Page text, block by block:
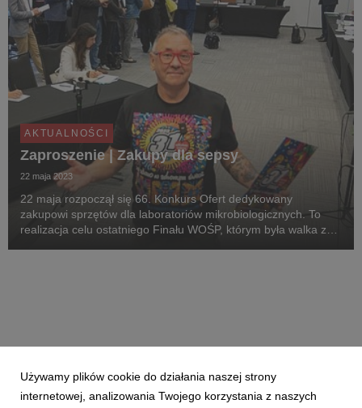
AKTUALNOŚCI
Zaproszenie | Zakupy dla sepsy
22 maja 2023
22 maja rozpoczął się 66. Konkurs Ofert dedykowany
zakupowi sprzętów dla laboratoriów mikrobiologicznych. To
realizacja celu ostatniego Finału WOŚP, którym była walka z
Używamy plików cookie do działania naszej strony
internetowej, analizowania Twojego korzystania z naszych